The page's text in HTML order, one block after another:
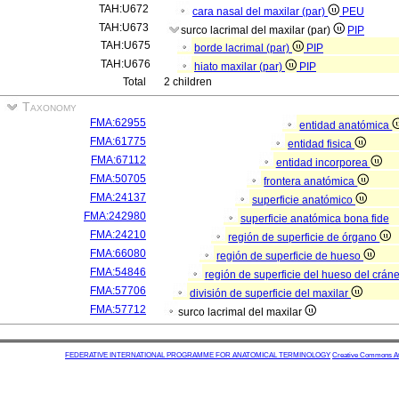
TAH:U672
cara nasal del maxilar (par)
PEU
TAH:U673
surco lacrimal del maxilar (par)
PIP
TAH:U675
borde lacrimal (par)
PIP
TAH:U676
hiato maxilar (par)
PIP
Total
2 children
Taxonomy
FMA:62955
entidad anatómica
FMA:61775
entidad fisica
FMA:67112
entidad incorporea
FMA:50705
frontera anatómica
FMA:24137
superficie anatómico
FMA:242980
superficie anatómica bona fide
FMA:24210
región de superficie de órgano
FMA:66080
región de superficie de hueso
FMA:54846
región de superficie del hueso del
FMA:57706
división de superficie del maxilar
FMA:57712
surco lacrimal del maxilar
FEDERATIVE INTERNATIONAL PROGRAMME FOR ANATOMICAL TERMINOLOGY Creative Commons